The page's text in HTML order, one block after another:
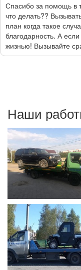
Спасибо за помощь в
что делать??
план когда такое
благодарность. А
жизнью! Вызывайте
Наши